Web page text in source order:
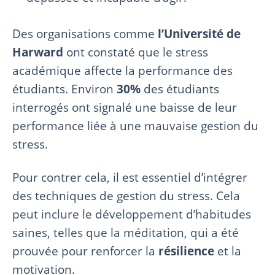
Des organisations comme l’Université de
Harward ont constaté que le stress
académique affecte la performance des
étudiants. Environ 30% des étudiants
interrogés ont signalé une baisse de leur
performance liée à une mauvaise gestion du
stress.
Pour contrer cela, il est essentiel d’intégrer
des techniques de gestion du stress. Cela
peut inclure le développement d’habitudes
saines, telles que la méditation, qui a été
prouvée pour renforcer la résilience et la
motivation.